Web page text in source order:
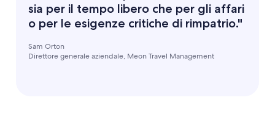
sia per il tempo libero che per gli affari
o per le esigenze critiche di rimpatrio."
Sam Orton
Direttore generale aziendale, Meon Travel Management